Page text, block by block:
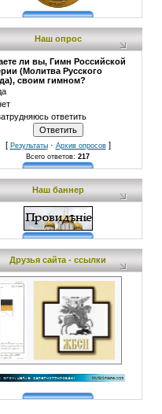
Наш опрос
ли вы, Гимн Российской
(Молитва Русского
своим гимном?
ответить
[ Результаты· Архив опросов]
Всего ответов: 217
Наш баннер
Друзья сайта - ссылки